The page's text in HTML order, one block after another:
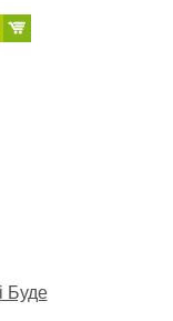
Буде